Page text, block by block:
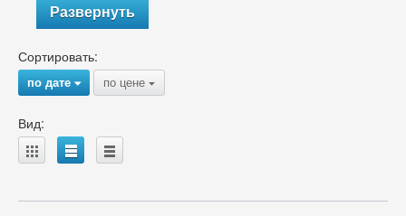
Развернуть
Сортировать:
по дате{ по цене {
Вид:
A B C